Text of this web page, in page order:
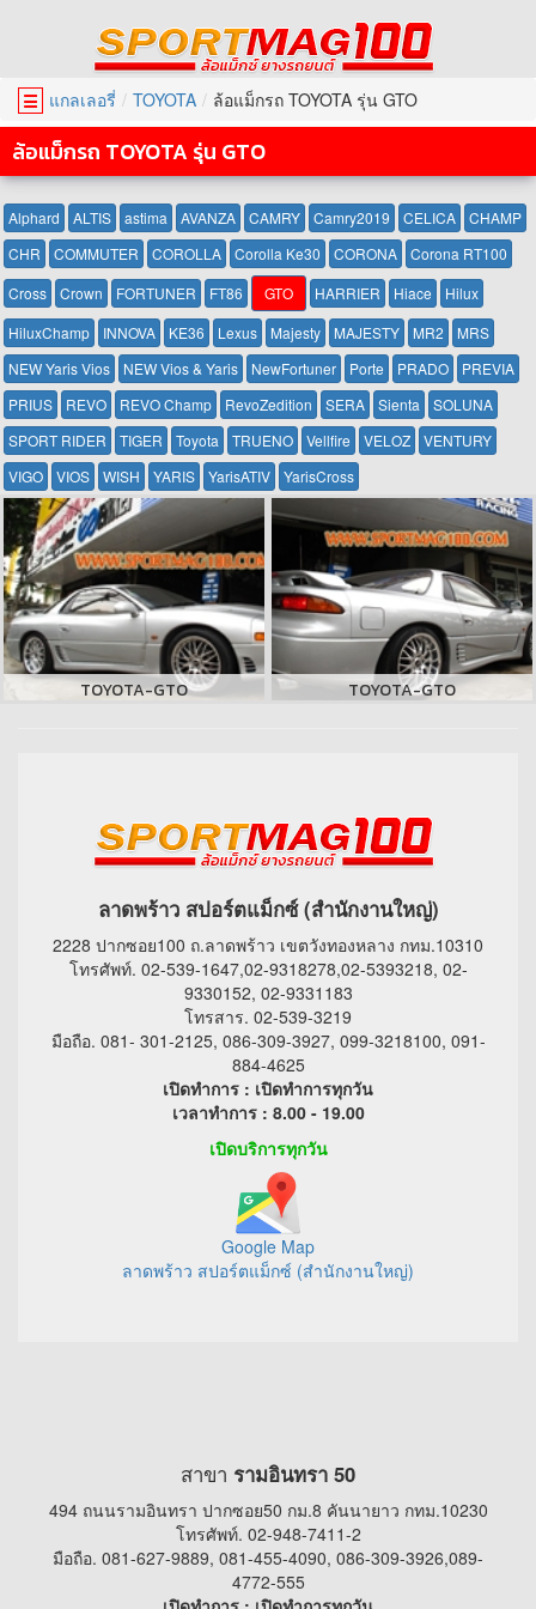
☰ แกลเลอรี่ TOYOTA ล้อแม็กรถ TOYOTA รุ่น GTO
ล้อแม็กรถ TOYOTA รุ่น GTO
Alphard ALTIS astima AVANZA CAMRY Camry2019 CELICA
CHAMP
CHR
COMMUTER COROLLA Corolla Ke30 CORONA
Corona RT100
Cross
Crown FORTUNER FT86 GTO HARRIER Hiace
Hilux
HiluxChamp
INNOVA KE36 Lexus Majesty MAJESTY MR2
MRS
NEW Yaris Vios
NEW Vios & Yaris NewFortuner Porte PRADO
PREVIA
PRIUS
REVO REVO Champ RevoZedition SERA Sienta
SOLUNA
SPORT RIDER
TIGER Toyota TRUENO Vellfire VELOZ
VENTURY
VIGO
VIOS WISH YARIS YarisATIV YarisCross
TOYOTA-GTO TOYOTA-GTO
ลาดพร้าว สปอร์ตแม็กซ์ (สำนักงานใหญ่)
2228 ปากซอย100 ถ.ลาดพร้าว เขตวังทองหลาง กทม.10310
โทรศัพท์. 02-539-1647,02-9318278,02-5393218, 02-
9330152, 02-9331183
โทรสาร. 02-539-3219
มือถือ. 081- 301-2125, 086-309-3927, 099-3218100, 091-
884-4625
เปิดทำการ : เปิดทำการทุกวัน
เวลาทำการ : 8.00 - 19.00
เปิดบริการทุกวัน
Google Map
ลาดพร้าว สปอร์ตแม็กซ์ (สำนักงานใหญ่)
สาขา รามอินทรา 50
494 ถนนรามอินทรา ปากซอย50 กม.8 คันนายาว กทม.10230
โทรศัพท์. 02-948-7411-2
มือถือ. 081-627-9889, 081-455-4090, 086-309-3926,089-
4772-555